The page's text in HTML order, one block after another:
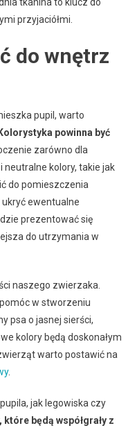
przyjaciółmi.
do wnętrz
pupil, warto
Kolorystyka powinna być
zarówno dla
neutralne kolory, takie jak
do pomieszczenia
ewentualne
prezentować się
do utrzymania w
naszego zwierzaka.
w stworzeniu
psa o jasnej sierści,
kolory będą doskonałym
warto postawić na
.
jak legowiska czy
które będą współgrały z